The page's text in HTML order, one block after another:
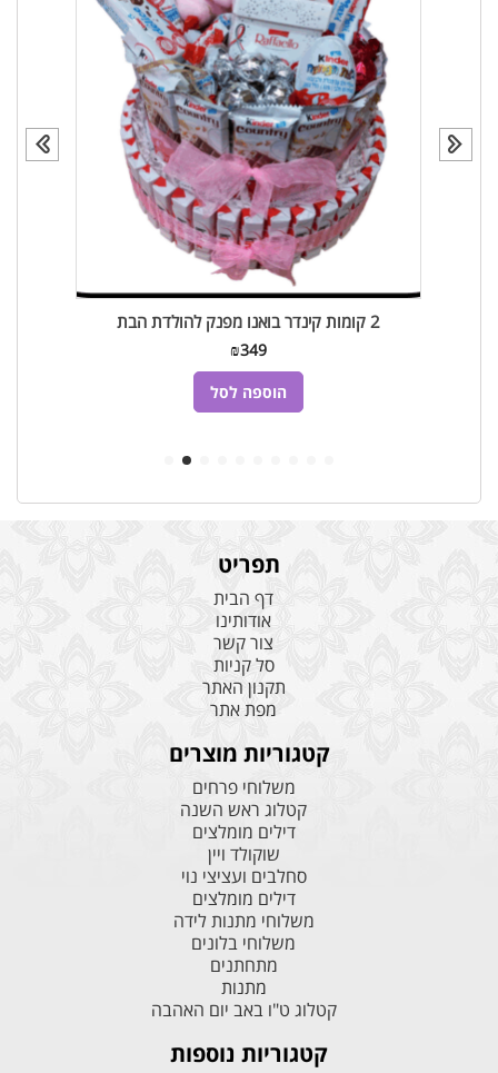
2 קומות קינדר בואנו מפנק להולדת הבת
₪349
הוספה לסל
תפריט
דף הבית
אודותינו
צור קשר
סל קניות
תקנון האתר
מפת אתר
קטגוריות מוצרים
משלוחי פרחים
קטלוג ראש השנה
דילים מומלצים
שוקולד ויין
סחלבים ועציצי נוי
דילים מומלצים
משלוחי מתנות לידה
משלוחי בלונים
מתחתנים
מתנות
קטלוג ט"ו באב יום האהבה
קטגוריות נוספות